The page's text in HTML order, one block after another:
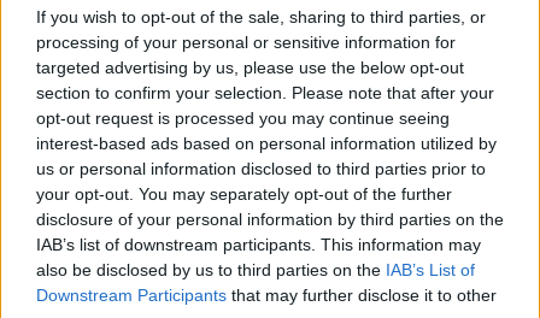
If you wish to opt-out of the sale, sharing to third parties, or
processing of your personal or sensitive information for
targeted advertising by us, please use the below opt-out
section to confirm your selection. Please note that after your
opt-out request is processed you may continue seeing
interest-based ads based on personal information utilized by
us or personal information disclosed to third parties prior to
your opt-out. You may separately opt-out of the further
disclosure of your personal information by third parties on the
IAB’s list of downstream participants. This information may
also be disclosed by us to third parties on the IAB’s List of
Downstream Participants that may further disclose it to other
τα EBITDA
Η συμφωνία Arval-Athlon αναδιαμορφώνει την αγορά leasing
VW: Η δύσκολη εξίσωση της
αναδιάρθρωσης
18η συνεχόμενη χρονιά για τον
ΟΤΕ στη διεθνή σειρά δεικτών
FTSE4Good